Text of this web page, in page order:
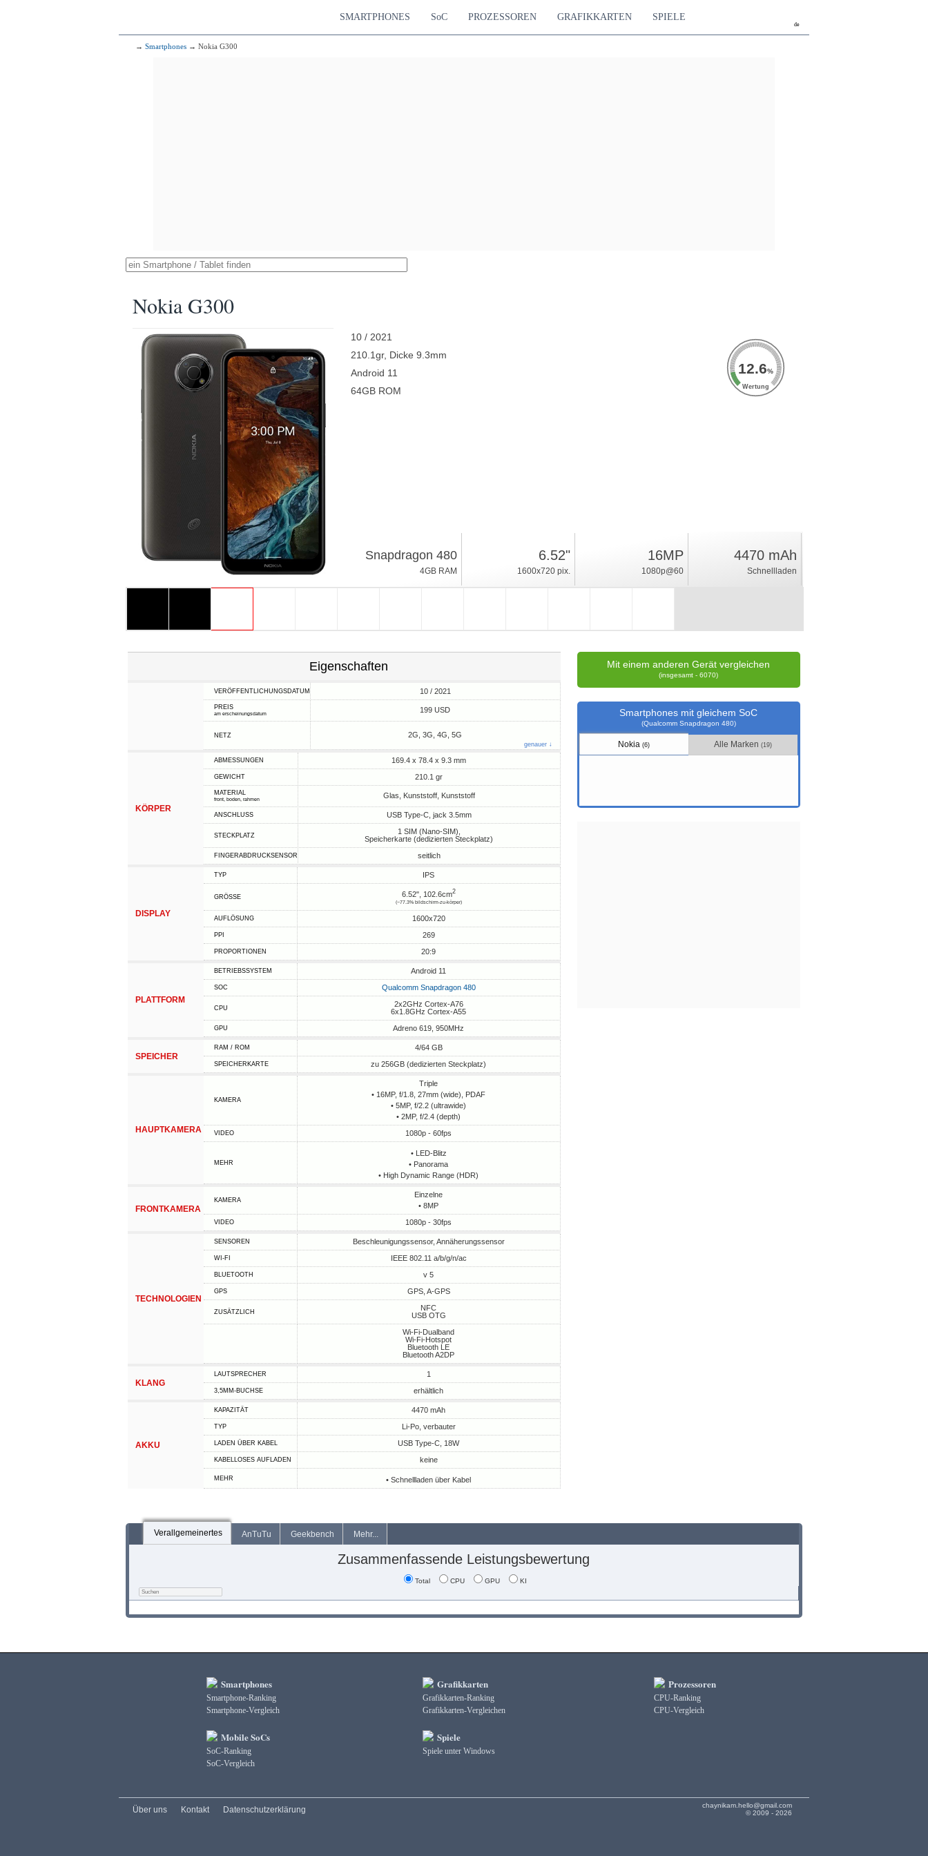
de
SMARTPHONES SoC PROZESSOREN GRAFIKKARTEN SPIELE
→ Smartphones → Nokia G300
Nokia G300
10 / 2021
210.1gr, Dicke 9.3mm
Android 11
64GB ROM
12.6%
Wertung
Snapdragon 480
4GB RAM
6.52"
1600x720 pix.
16MP
1080p@60
4470 mAh
Schnellladen
Eigenschaften
VERÖFFENTLICHUNGSDATUM 10 / 2021
PREIS
am erscheinungsdatum 199 USD
NETZ 2G, 3G, 4G, 5G
genauer ↓
KÖRPER
ABMESSUNGEN 169.4 x 78.4 x 9.3 mm
GEWICHT 210.1 gr
MATERIAL
front, boden, rahmen Glas, Kunststoff, Kunststoff
ANSCHLUSS USB Type-C, jack 3.5mm
STECKPLATZ
1 SIM (Nano-SIM),
Speicherkarte (dedizierten Steckplatz)
FINGERABDRUCKSENSOR seitlich
DISPLAY
TYP IPS
GRÖSSE 6.52", 102.6cm2
(~77.3% bildschirm-zu-körper)
AUFLÖSUNG 1600x720
PPI 269
PROPORTIONEN 20:9
PLATTFORM
BETRIEBSSYSTEM Android 11
SOC Qualcomm Snapdragon 480
CPU
2x2GHz Cortex-A76
6x1.8GHz Cortex-A55
GPU Adreno 619, 950MHz
SPEICHER
RAM / ROM 4/64 GB
SPEICHERKARTE zu 256GB (dedizierten Steckplatz)
HAUPTKAMERA
KAMERA
Triple
• 16MP, f/1.8, 27mm (wide), PDAF
• 5MP, f/2.2 (ultrawide)
• 2MP, f/2.4 (depth)
VIDEO 1080p - 60fps
MEHR
• LED-Blitz
• Panorama
• High Dynamic Range (HDR)
FRONTKAMERA
KAMERA
Einzelne
• 8MP
VIDEO 1080p - 30fps
TECHNOLOGIEN
SENSOREN Beschleunigungssensor, Annäherungssensor
WI-FI IEEE 802.11 a/b/g/n/ac
BLUETOOTH v 5
GPS GPS, A-GPS
ZUSÄTZLICH
NFC
USB OTG
Wi-Fi-Dualband
Wi-Fi-Hotspot
Bluetooth LE
Bluetooth A2DP
KLANG
LAUTSPRECHER 1
3,5MM-BUCHSE erhältlich
AKKU
KAPAZITÄT 4470 mAh
TYP Li-Po, verbauter
LADEN ÜBER KABEL USB Type-C, 18W
KABELLOSES AUFLADEN keine
MEHR • Schnellladen über Kabel
Mit einem anderen Gerät vergleichen
(insgesamt - 6070)
Smartphones mit gleichem SoC
(Qualcomm Snapdragon 480)
Nokia(6) Alle Marken(19)
Verallgemeinertes AnTuTu Geekbench Mehr...
Zusammenfassende Leistungsbewertung
Total CPU GPU KI
Smartphones
Smartphone-Ranking
Smartphone-Vergleich
Mobile SoCs
SoC-Ranking
SoC-Vergleich
Grafikkarten
Grafikkarten-Ranking
Grafikkarten-Vergleichen
Spiele
Spiele unter Windows
Prozessoren
CPU-Ranking
CPU-Vergleich
chaynikam.hello@gmail.com
© 2009 - 2026
Über uns Kontakt Datenschutzerklärung